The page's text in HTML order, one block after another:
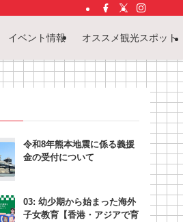
イベント情報 オススメ観光スポット
令和8年熊本地震に係る義援
金の受付について
03: 幼少期から始まった海外
子女教育【香港・アジアで育